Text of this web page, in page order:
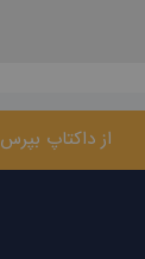
از داکتاپ بپرس